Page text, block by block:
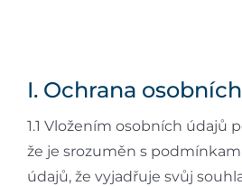
I. Ochrana
1.1 Vložením osobních údajů
že je srozuměn s
údajů, že vyjadřuje svůj